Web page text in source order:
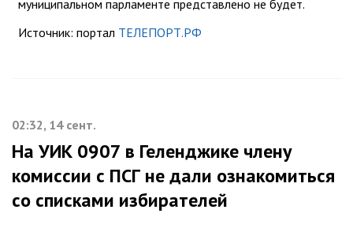
муниципальном парламенте представлено не будет.
Источник: портал ТЕЛЕПОРТ.РФ
02:32, 14 сент.
На УИК 0907 в Геленджике члену
комиссии с ПСГ не дали ознакомиться
со списками избирателей